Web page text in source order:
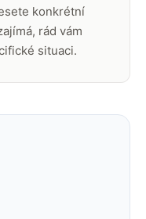
konkrétní
rád vám
situaci.